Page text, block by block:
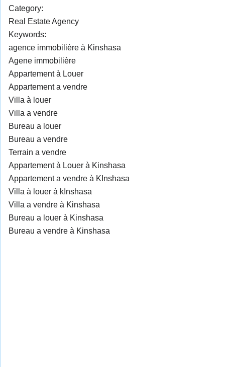
Category:
Real Estate Agency
Keywords:
agence immobilière à Kinshasa
Agene immobilière
Appartement à Louer
Appartement a vendre
Villa à louer
Villa a vendre
Bureau a louer
Bureau a vendre
Terrain a vendre
Appartement à Louer à Kinshasa
Appartement a vendre à KInshasa
Villa à louer à kInshasa
Villa a vendre à Kinshasa
Bureau a louer à Kinshasa
Bureau a vendre à Kinshasa